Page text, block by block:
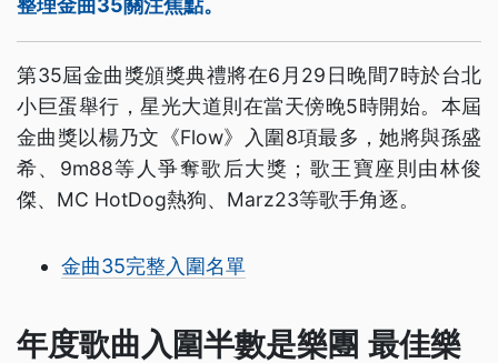
整理金曲35關注焦點。
第35屆金曲獎頒獎典禮將在6月29日晚間7時於台北
小巨蛋舉行，星光大道則在當天傍晚5時開始。本屆
金曲獎以楊乃文《Flow》入圍8項最多，她將與孫盛
希、9m88等人爭奪歌后大獎；歌王寶座則由林俊
傑、MC HotDog熱狗、Marz23等歌手角逐。
金曲35完整入圍名單
年度歌曲入圍半數是樂團 最佳樂